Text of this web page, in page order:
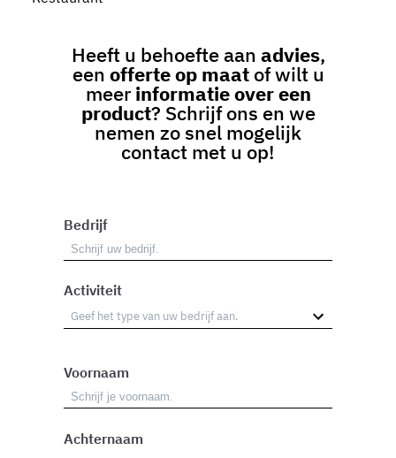
Heeft u behoefte aan advies,
een offerte op maatof wilt u
meer informatie over een
product? Schrijf ons en we
nemen zo snel mogelijk
contact met u op!
Bedrijf
Activiteit
Voornaam
Achternaam